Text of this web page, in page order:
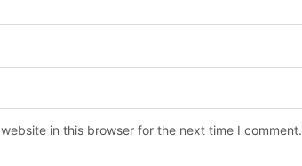
in this browser for the next time I comment.